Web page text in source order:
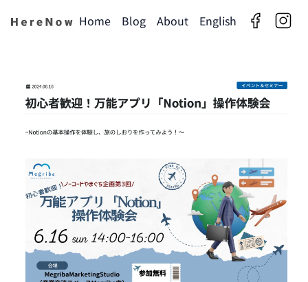
Home Blog About English facebook